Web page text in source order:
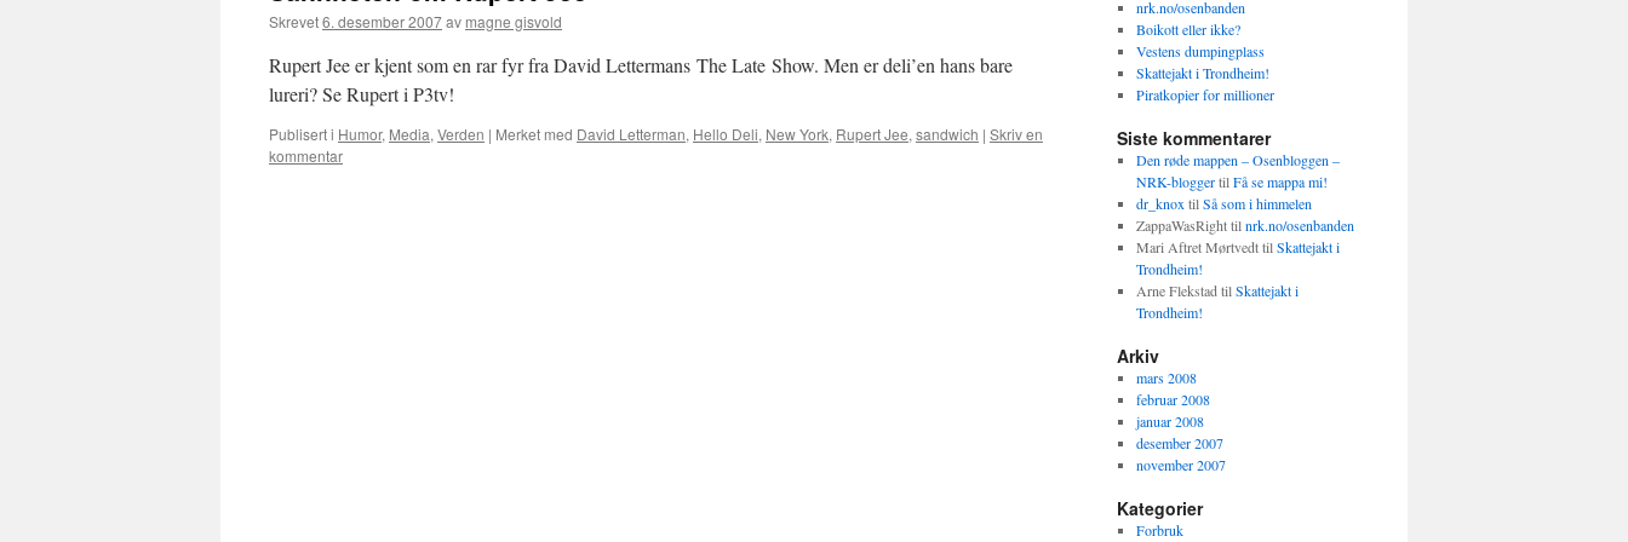
Skrevet6. desember 2007av magne gisvold
Rupert Jee er kjent som en rar fyr fra David Lettermans The Late Show. Men er deli’en hans bare
lureri? Se Rupert i P3tv!
Publisert i Humor, Media, Verden | Merket med David Letterman, Hello Deli, New York, Rupert Jee, sandwich | Skriv en
kommentar
nrk.no/osenbanden
Boikott eller ikke?
Vestens dumpingplass
Skattejakt i Trondheim!
Piratkopier for millioner
Siste kommentarer
Den røde mappen – Osenbloggen –
NRK-bloggertilFå se mappa mi!
dr_knox tilSå som i himmelen
ZappaWasRighttilnrk.no/osenbanden
Mari Aftret MørtvedttilSkattejakt i
Trondheim!
Arne Flekstad tilSkattejakt i
Trondheim!
Arkiv
mars 2008
februar 2008
januar 2008
desember 2007
november 2007
Kategorier
Forbruk